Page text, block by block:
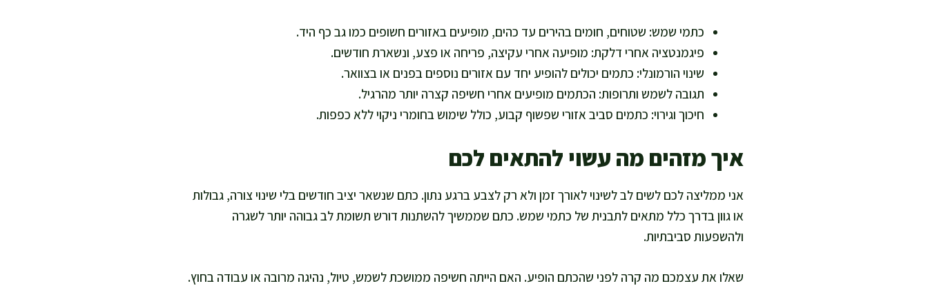
כתמי שמש: שטוחים, חומים בהירים עד כהים, מופיעים באזורים חשופים כמו גב כף היד.
פיגמנטציה אחרי דלקת: מופיעה אחרי עקיצה, פריחה או פצע, ונשארת חודשים.
שינוי הורמונלי: כתמים יכולים להופיע יחד עם אזורים נוספים בפנים או בצוואר.
תגובה לשמש ותרופות: הכתמים מופיעים אחרי חשיפה קצרה יותר מהרגיל.
חיכוך וגירוי: כתמים סביב אזורי שפשוף קבוע, כולל שימוש בחומרי ניקוי ללא כפפות.
איך מזהים מה עשוי להתאים לכם
אני ממליצה לכם לשים לב לשינוי לאורך זמן ולא רק לצבע ברגע נתון. כתם שנשאר יציב חודשים בלי שינוי צורה, גבולות
או גוון בדרך כלל מתאים לתבנית של כתמי שמש. כתם שממשיך להשתנות דורש תשומת לב גבוהה יותר לשגרה
ולהשפעות סביבתיות.
שאלו את עצמכם מה קרה לפני שהכתם הופיע. האם הייתה חשיפה ממושכת לשמש, טיול, נהיגה מרובה או עבודה בחוץ.